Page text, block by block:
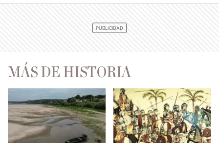
MÁS DE HISTORIA